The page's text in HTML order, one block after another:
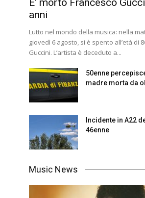
anni
Lutto nel mondo della musica: nella
giovedì 6 agosto, si è spento all’età di
Guccini. L’artista è deceduto a...
50enne
madre morta da
Incidente in A22
46enne
Music News